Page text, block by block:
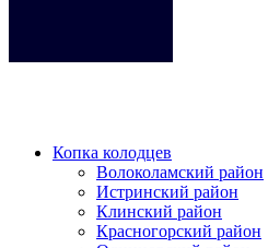
Копка колодцев
Волоколамский район
Истринский район
Клинский район
Красногорский район